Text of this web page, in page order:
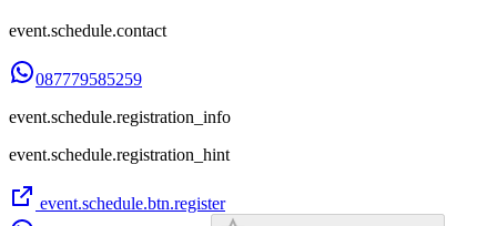
event.schedule.contact
087779585259
event.schedule.registration_info
event.schedule.registration_hint
event.schedule.btn.register